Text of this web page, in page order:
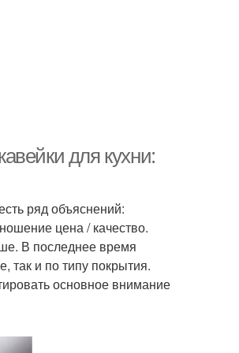
для кухни:
ряд объяснений:
цена / качество.
В последнее время
так и по типу покрытия.
основное внимание